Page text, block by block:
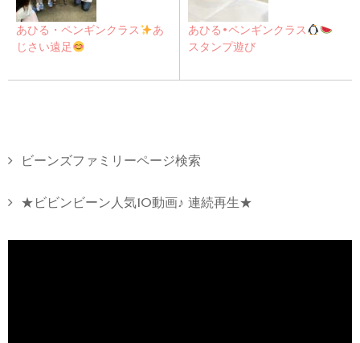
あひる・ペンギンクラス
あ
じさい遠足
あひる•ペンギンクラス
スタンプ遊び
ビーンズファミリーページ検索
★ビビンビーン人気10動画♪ 連続再生★